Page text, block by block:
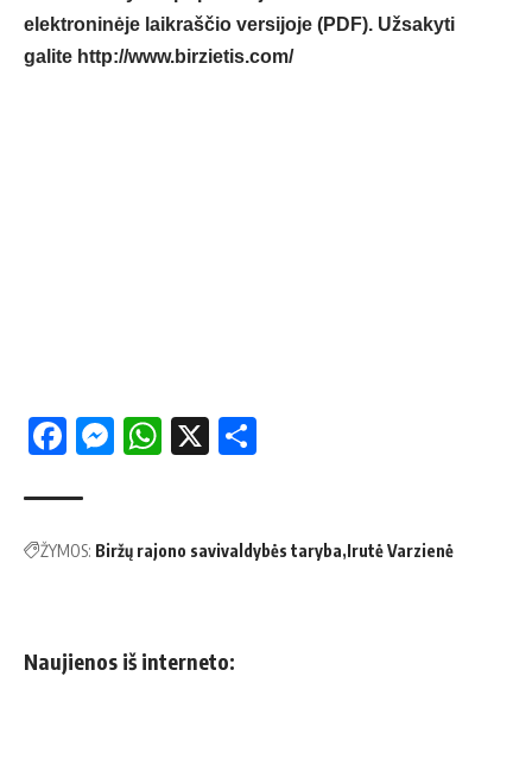
elektroninėje laikraščio versijoje (PDF). Užsakyti
galite http://www.birzietis.com/
Facebook
Messenger
WhatsApp
X
ŽYMOS: Biržų rajono savivaldybės taryba Irutė Varzienė
Naujienos iš interneto: